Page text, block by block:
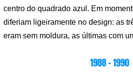
centro do quadrado azul. Em
diferiam ligeiramente no design: as
eram sem moldura, as últimas com
1988 – 1990